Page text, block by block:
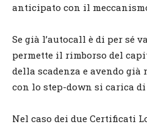
anticipato con il
Se già l’autocall è di per sé
permette il rimborso del
della scadenza e avendo
con lo step-down si carica
Nel caso dei due Certificati